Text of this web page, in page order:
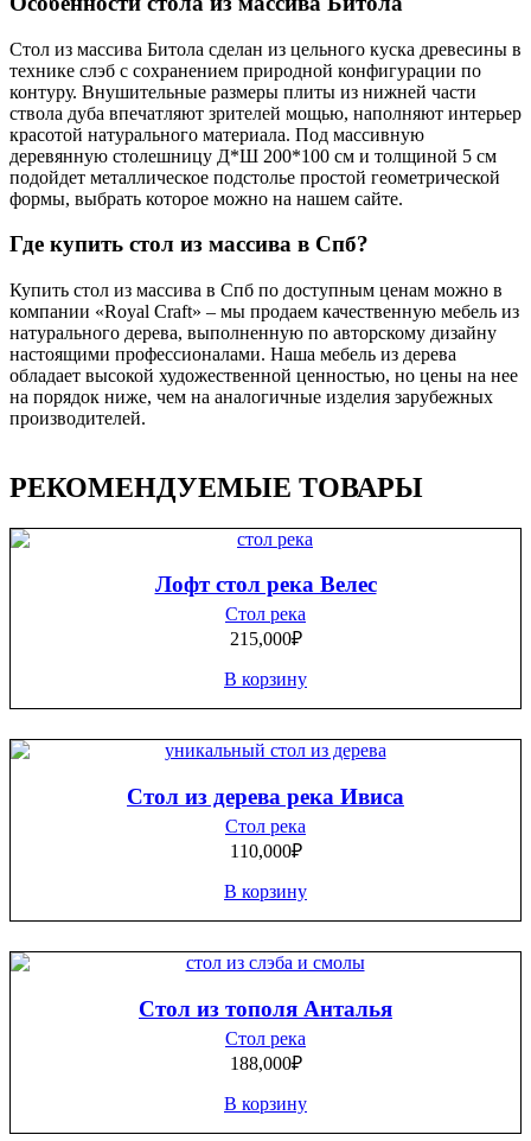
Стол из массива Битола сделан из цельного куска древесины в
технике слэб с сохранением природной конфигурации по
контуру. Внушительные размеры плиты из нижней части
ствола дуба впечатляют зрителей мощью, наполняют интерьер
красотой натурального материала. Под массивную
деревянную столешницу Д*Ш 200*100 см и толщиной 5 см
подойдет металлическое подстолье простой геометрической
формы, выбрать которое можно на нашем сайте.
Где купить стол из массива в Спб?
Купить стол из массива в Спб по доступным ценам можно в
компании «Royal Craft» – мы продаем качественную мебель из
натурального дерева, выполненную по авторскому дизайну
настоящими профессионалами. Наша мебель из дерева
обладает высокой художественной ценностью, но цены на нее
на порядок ниже, чем на аналогичные изделия зарубежных
производителей.
РЕКОМЕНДУЕМЫЕ ТОВАРЫ
Лофт стол река Велес
Стол река
215,000₽
В корзину
Стол из дерева река Ивиса
Стол река
110,000₽
В корзину
Стол из тополя Анталья
Стол река
188,000₽
В корзину